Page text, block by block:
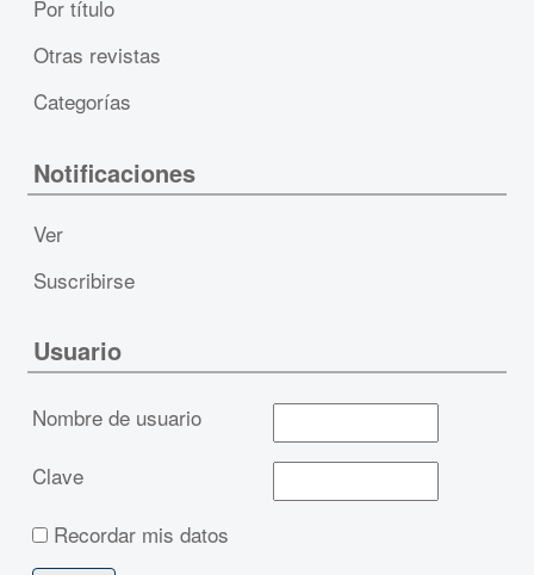
Por título
Otras revistas
Categorías
Notificaciones
Ver
Suscribirse
Usuario
Nombre de usuario
Clave
Recordar mis datos